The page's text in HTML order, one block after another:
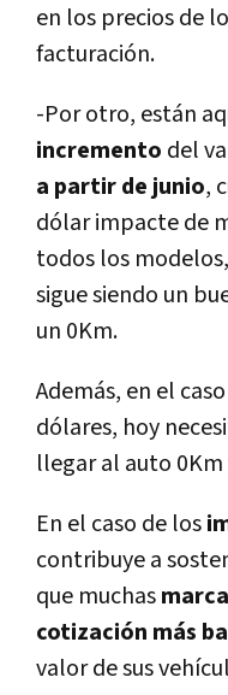
en los precios de
facturación.
-Por otro, están
incremento del
a partir de junio,
dólar impacte de
todos los
sigue siendo un
un 0Km.
Además, en el
dólares, hoy
llegar al auto
En el caso de los
contribuye a
que muchas
cotización más
valor de sus